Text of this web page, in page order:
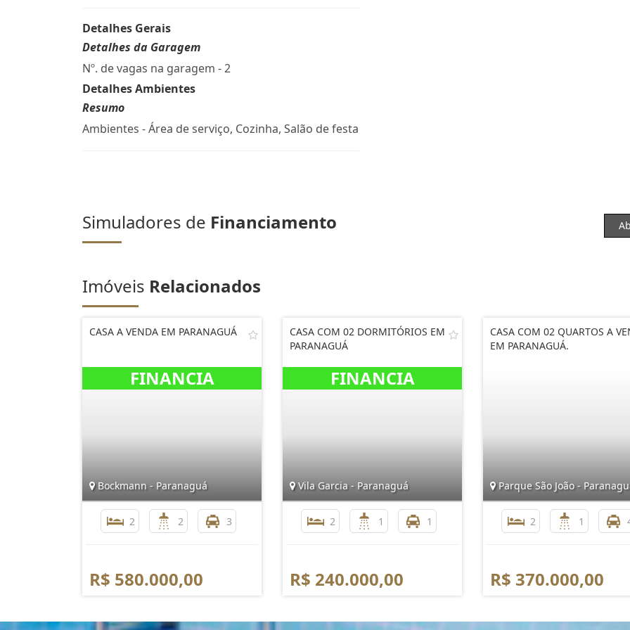
Detalhes Gerais
Detalhes da Garagem
Nº. de vagas na garagem - 2
Detalhes Ambientes
Resumo
Ambientes - Área de serviço, Cozinha, Salão de festa
Simuladores de Financiamento
Imóveis Relacionados
CASA A VENDA EM PARANAGUÁ
Bockmann - Paranaguá
2 2 3
R$ 580.000,00
CASA COM 02 DORMITÓRIOS EM
PARANAGUÁ
Vila Garcia - Paranaguá
2 1 1
R$ 240.000,00
CASA COM 02 QUARTOS A
EM PARANAGUÁ.
Parque São João -
2 1
R$ 370.000,00